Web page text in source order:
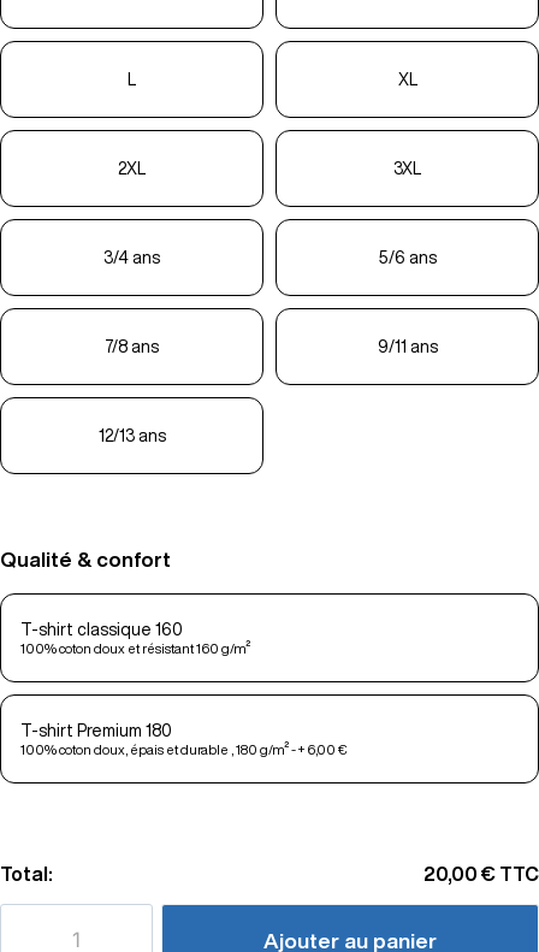
XL
2XL 3XL
3/4 ans 5/6 ans
7/8 ans 9/11 ans
12/13 ans
Qualité & confort
T-shirt classique 160
100% coton doux et résistant 160 g/m²
T-shirt Premium 180
100% coton doux, épais et durable , 180 g/m² - + 6,00 €
Total: 20,00 € TTC
Ajouter au panier